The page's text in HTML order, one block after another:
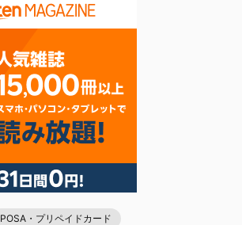
POSA・プリペイドカード